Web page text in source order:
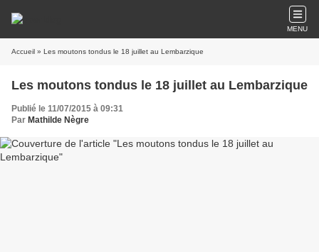
MENU
Accueil » Les moutons tondus le 18 juillet au Lembarzique
Les moutons tondus le 18 juillet au Lembarzique
Publié le 11/07/2015 à 09:31
Par Mathilde Nègre